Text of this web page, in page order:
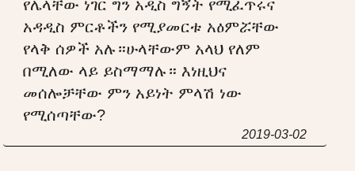
የሌላቸው ነገር ግን አዲስ ግኝት የሚፈጥሩና
አዳዲስ ምርቶችን የሚያመርቱ አዕምሯቸው
የላቅ ሰዎች አሉ።ሁላቸውም አላህ የለም
በሚለው ላይ ይስማማሉ። እነዚህና
መሰሎቻቸው ምን አይነት ምላሽ ነው
የሚሰጣቸው?
2019-03-02